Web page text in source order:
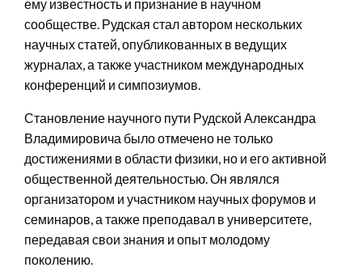
ему известность и признание в научном
сообществе. Рудская стал автором нескольких
научных статей, опубликованных в ведущих
журналах, а также участником международных
конференций и симпозиумов.
Становление научного пути Рудской Александра
Владимировича было отмечено не только
достижениями в области физики, но и его активной
общественной деятельностью. Он являлся
организатором и участником научных форумов и
семинаров, а также преподавал в университете,
передавая свои знания и опыт молодому
поколению.